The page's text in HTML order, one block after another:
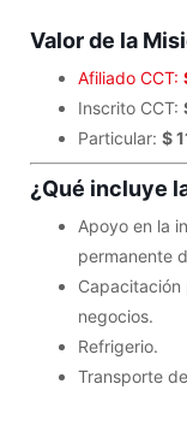
Valor de la
Afiliado CCT:
Inscrito CCT:
Particular: $
¿Qué incluye
Apoyo en la
permanente
negocios.
Refrigerio.
Transporte